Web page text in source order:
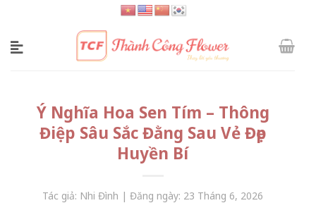
content
Ý Nghĩa Hoa Sen Tím – Thông
Điệp Sâu Sắc Đằng Sau Vẻ Đẹp
Huyền Bí
Tác giả: Nhi Đình | Đăng ngày: 23 Tháng 6, 2026